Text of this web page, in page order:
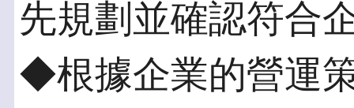
先規劃並確認符合
◆根據企業的營運